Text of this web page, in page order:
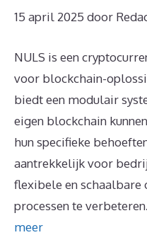
15 april 2025 door
NULS is een
voor blockchain-
biedt een modulair
eigen blockchain
hun specifieke
aantrekkelijk voor
flexibele en schaalbare
processen te
meer